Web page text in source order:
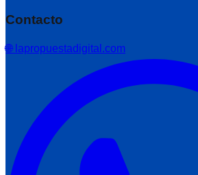
Contacto
🌐 lapropuestadigital.com